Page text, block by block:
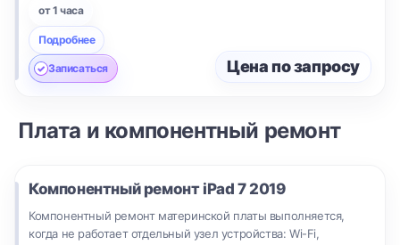
от 1 часа
Подробнее
Записаться Цена по запросу
Плата и компонентный ремонт
Компонентный ремонт iPad 7 2019
Компонентный ремонт материнской платы выполняется,
когда не работает отдельный узел устройства: Wi-Fi,